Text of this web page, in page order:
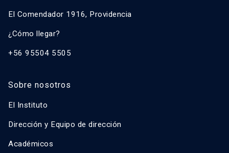
El Comendador 1916, Providencia
¿Cómo llegar?
+56 95504 5505
Sobre nosotros
El Instituto
Dirección y Equipo de dirección
Académicos